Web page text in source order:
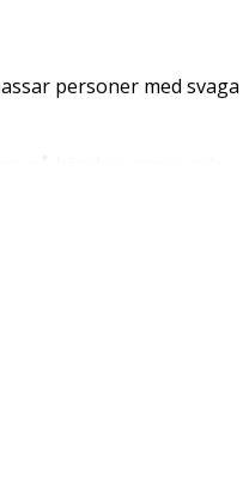
personer med svaga
på händer, armar och
extra greppvänligt